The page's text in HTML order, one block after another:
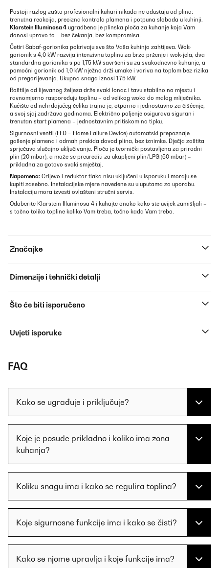
Postoji razlog zašto profesionalni kuhari nikada ne odustaju od plina:
trenutna reakcija, precizna kontrola plamena i potpuna sloboda u kuhinji.
Klarstein Illuminosa 4 ugradbena je plinska ploča za kuhanje koja Vam
donosi upravo to – bez čekanja, bez kompromisa.
Četiri Sabaf-gorionika pokrivaju sve što Vaša kuhinja zahtijeva. Wok-
gorionik s 4,0 kW razvija intenzivnu toplinu za brzo prženje i wok-jela, dva
standardna gorionika s po 1,75 kW savršeni su za svakodnevno kuhanje, a
pomoćni gorionik od 1,0 kW nježno drži umake i variva na toplom bez rizika
od pregorijevanja. Ukupna snaga iznosi 1,75 kW.
Roštilje od lijevanog željeza drže svaki lonac i tavu stabilno na mjestu i
ravnomjerno raspoređuju toplinu – od velikog woka do malog mliječnika.
Kućište od nehrđajućeg čelika trajno je, otporno i jednostavno za čišćenje,
a svoj sjaj zadržava godinama. Električno paljenje osigurava siguran i
trenutan start plamena – jednostavnim pritiskom na tipku.
Sigurnosni ventil (FFD – Flame Failure Device) automatski prepoznaje
gašenje plamena i odmah prekida dovod plina, bez iznimke. Dječja zaštita
sprječava slučajno uključivanje. Ploča je tvornički postavljena za prirodni
plin (20 mbar), a može se preurediti za ukapljeni plin/LPG (50 mbar) –
prikladna za gotovo svaki smještaj.
Napomena: Crijevo i reduktor tlaka nisu uključeni u isporuku i moraju se
kupiti zasebno. Instalacijske mjere navedene su u uputama za uporabu.
Instalaciju mora izvesti ovlašteni stručni servis.
Odaberite Klarstein Illuminosa 4 i kuhajte onako kako ste uvijek zamišljali –
s točno toliko topline koliko Vam treba, točno kada Vam treba.
Značajke
Dimenzije i tehnički detalji
Što će biti isporučeno
Uvjeti isporuke
FAQ
Kako se ugrađuje i priključuje?
Koje je posuđe prikladno i koliko ima zona
kuhanja?
Koliku snagu ima i kako se regulira toplina?
Koje sigurnosne funkcije ima i kako se čisti?
Kako se njome upravlja i koje funkcije ima?